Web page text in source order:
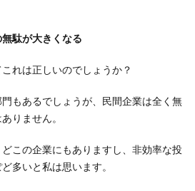
駄が大きくなる
れは正しいのでしょうか？
もあるでしょうが、民間企業は全く無
りません。
この企業にもありますし、非効率な投
多いと私は思います。